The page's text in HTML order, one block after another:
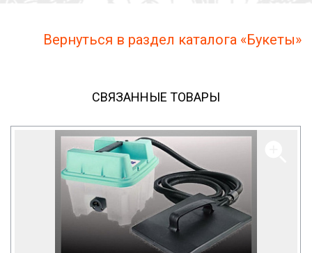
Вернуться в раздел каталога «Букеты»
СВЯЗАННЫЕ ТОВАРЫ